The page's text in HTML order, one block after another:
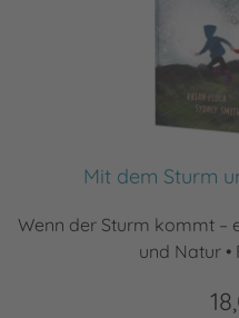
Mit dem Sturm
Wenn der Sturm kommt –
und Natur •